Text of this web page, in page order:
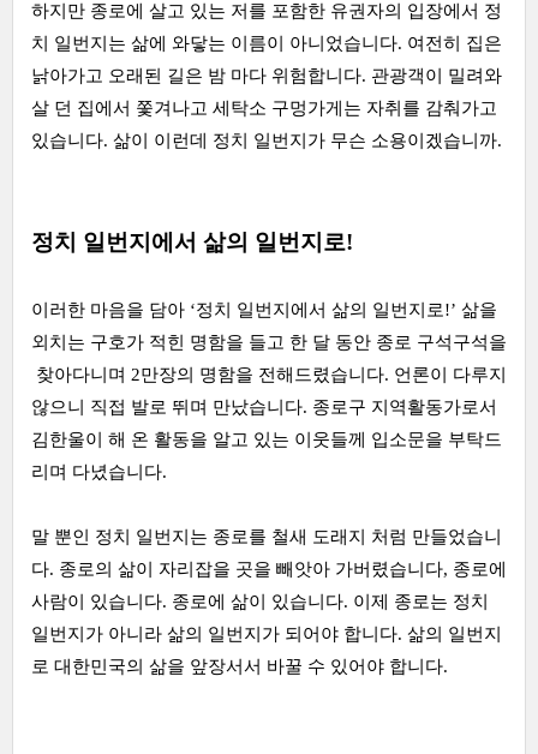
하지만 종로에 살고 있는 저를 포함한 유권자의 입장에서 정
치 일번지는 삶에 와닿는 이름이 아니었습니다. 여전히 집은
낡아가고 오래된 길은 밤 마다 위험합니다. 관광객이 밀려와
살 던 집에서 쫓겨나고 세탁소 구멍가게는 자취를 감춰가고
있습니다. 삶이 이런데 정치 일번지가 무슨 소용이겠습니까.
정치 일번지에서 삶의 일번지로!
이러한 마음을 담아 ‘정치 일번지에서 삶의 일번지로!’ 삶을
외치는 구호가 적힌 명함을 들고 한 달 동안 종로 구석구석을
찾아다니며 2만장의 명함을 전해드렸습니다. 언론이 다루지
않으니 직접 발로 뛰며 만났습니다. 종로구 지역활동가로서
김한울이 해 온 활동을 알고 있는 이웃들께 입소문을 부탁드
리며 다녔습니다.
말 뿐인 정치 일번지는 종로를 철새 도래지 처럼 만들었습니
다. 종로의 삶이 자리잡을 곳을 빼앗아 가버렸습니다, 종로에
사람이 있습니다. 종로에 삶이 있습니다. 이제 종로는 정치
일번지가 아니라 삶의 일번지가 되어야 합니다. 삶의 일번지
로 대한민국의 삶을 앞장서서 바꿀 수 있어야 합니다.